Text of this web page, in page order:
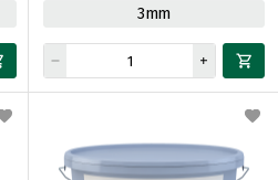
3mm